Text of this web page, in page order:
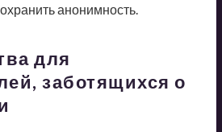
анонимность.
для
заботящихся о